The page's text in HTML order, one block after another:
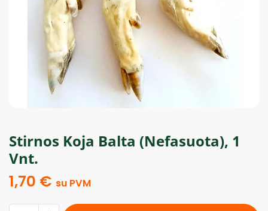
Stirnos Koja Balta (Nefasuota), 1
Vnt.
1,70 € su PVM